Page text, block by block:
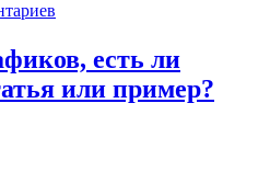
есть ли
или пример?